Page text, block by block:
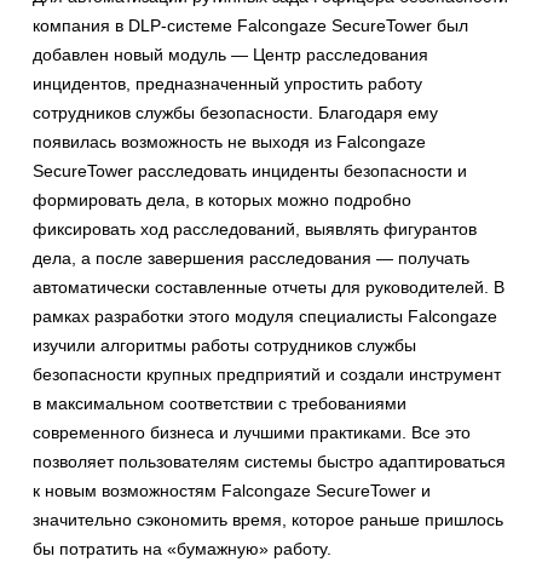
компания в DLP-системе Falcongaze SecureTower был
добавлен новый модуль — Центр расследования
инцидентов, предназначенный упростить работу
сотрудников службы безопасности. Благодаря ему
появилась возможность не выходя из Falcongaze
SecureTower расследовать инциденты безопасности и
формировать дела, в которых можно подробно
фиксировать ход расследований, выявлять фигурантов
дела, а после завершения расследования — получать
автоматически составленные отчеты для руководителей. В
рамках разработки этого модуля специалисты Falcongaze
изучили алгоритмы работы сотрудников службы
безопасности крупных предприятий и создали инструмент
в максимальном соответствии с требованиями
современного бизнеса и лучшими практиками. Все это
позволяет пользователям системы быстро адаптироваться
к новым возможностям Falcongaze SecureTower и
значительно сэкономить время, которое раньше пришлось
бы потратить на «бумажную» работу.